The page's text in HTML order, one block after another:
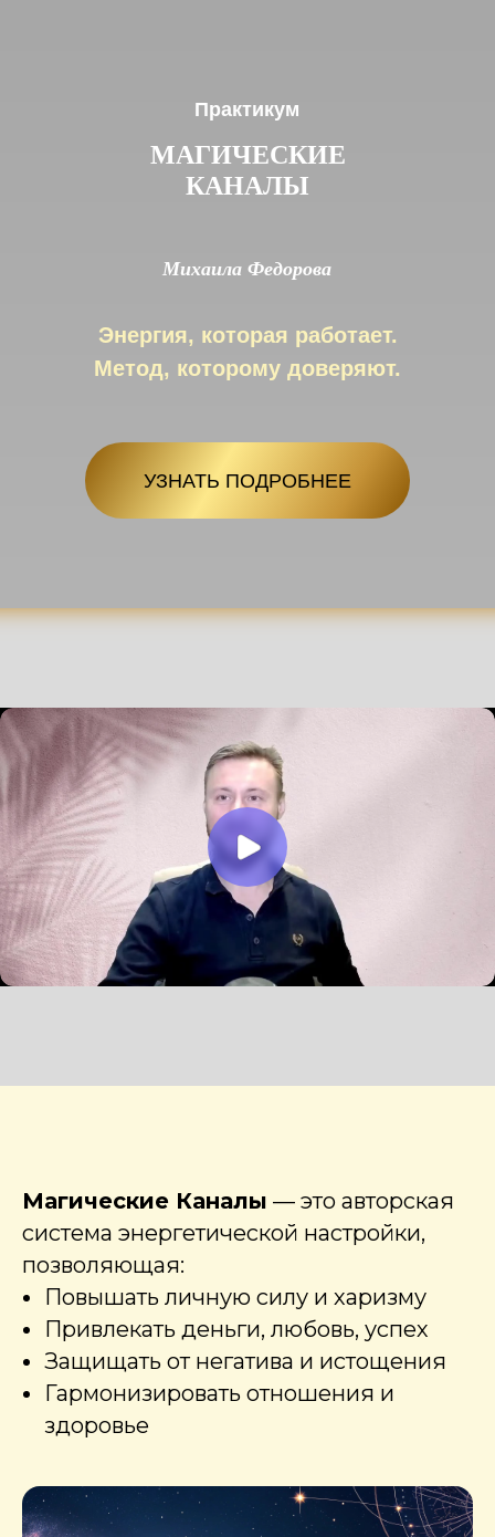
МАГИЧЕСКИЕ
КАНАЛЫ
Практикум
Михаила Федорова
УЗНАТЬ ПОДРОБНЕЕ
Энергия, которая работает.
Метод, которому доверяют.
Магические Каналы — это авторская
система энергетической настройки,
позволяющая:
Повышать личную силу и харизму
Привлекать деньги, любовь, успех
Защищать от негатива и истощения
Гармонизировать отношения и
здоровье